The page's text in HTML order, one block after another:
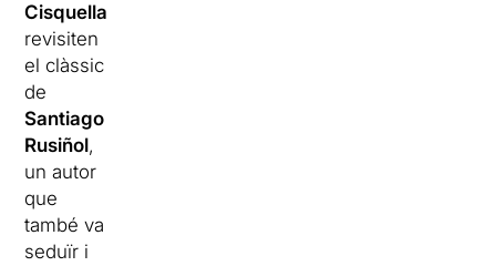
Cisquella
revisiten
el clàssic
de
Santiago
Rusiñol,
un autor
que
també va
seduïr i